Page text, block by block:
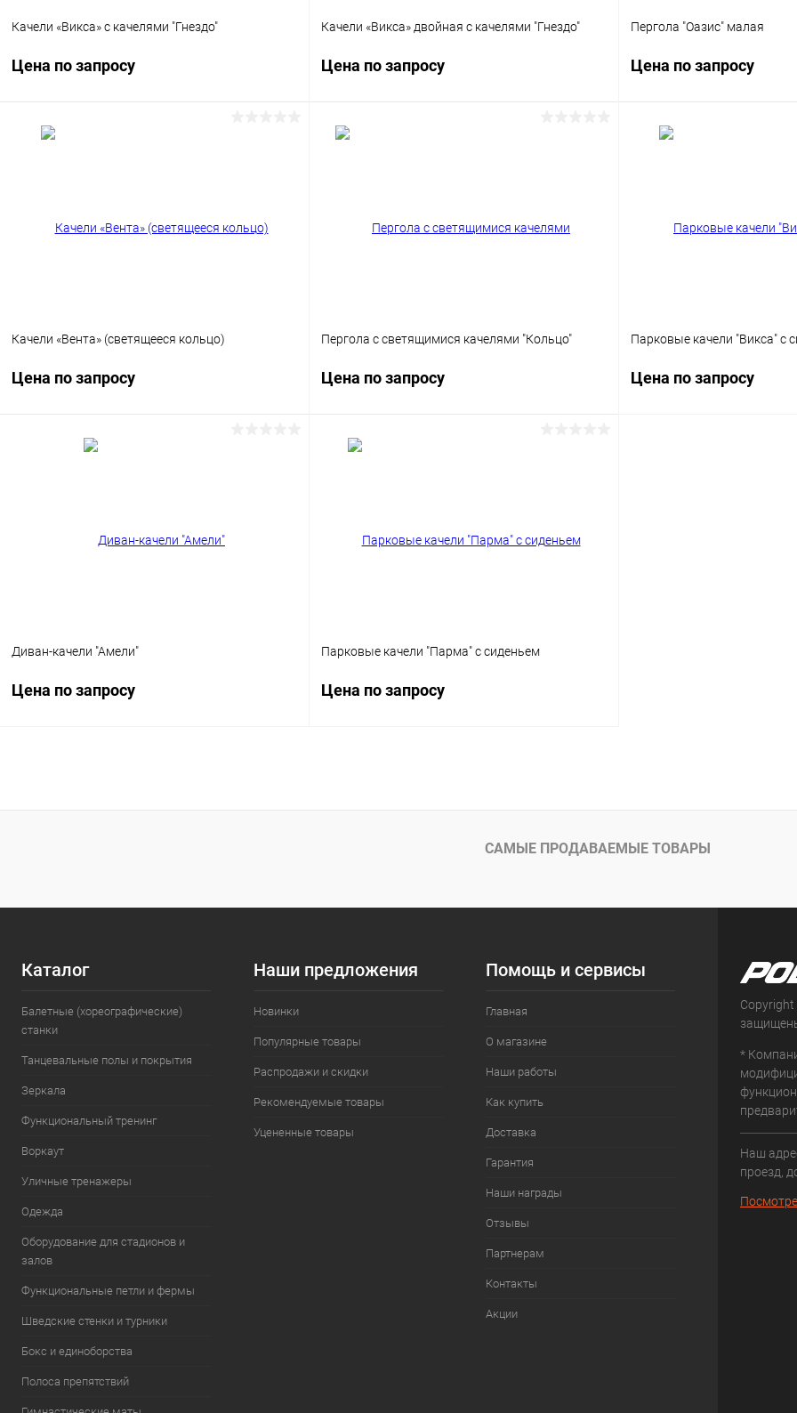
Качели «Викса» с качелями "Гнездо"
Цена по запросу
Качели «Викса» двойная с качелями "Гнездо"
Цена по запросу
Пергола "Оазис" малая
Цена по запросу
Качели «Вента» (светящееся кольцо)
Цена по запросу
Пергола с светящимися качелями "Кольцо"
Цена по запросу
Парковые качели "Викса" с
Цена по запросу
Диван-качели "Амели"
Цена по запросу
Купить в 1 клик Сравнение
Парковые качели "Парма" с сиденьем
Цена по запросу
Купить в 1 клик Сравнение
САМЫЕ ПРОДАВАЕМЫЕ ТОВАРЫ
Каталог
Балетные (хореографические)
станки
Танцевальные полы и покрытия
Зеркала
Функциональный тренинг
Воркаут
Уличные тренажеры
Одежда
Оборудование для стадионов и
залов
Функциональные петли и фермы
Шведские стенки и турники
Бокс и единоборства
Полоса препятствий
Наши предложения
Новинки
Популярные товары
Распродажи и скидки
Рекомендуемые товары
Уцененные товары
Помощь и сервисы
Главная
О магазине
Наши работы
Как купить
Доставка
Гарантия
Наши награды
Отзывы
Партнерам
Контакты
Акции
*
Наш
проезд,